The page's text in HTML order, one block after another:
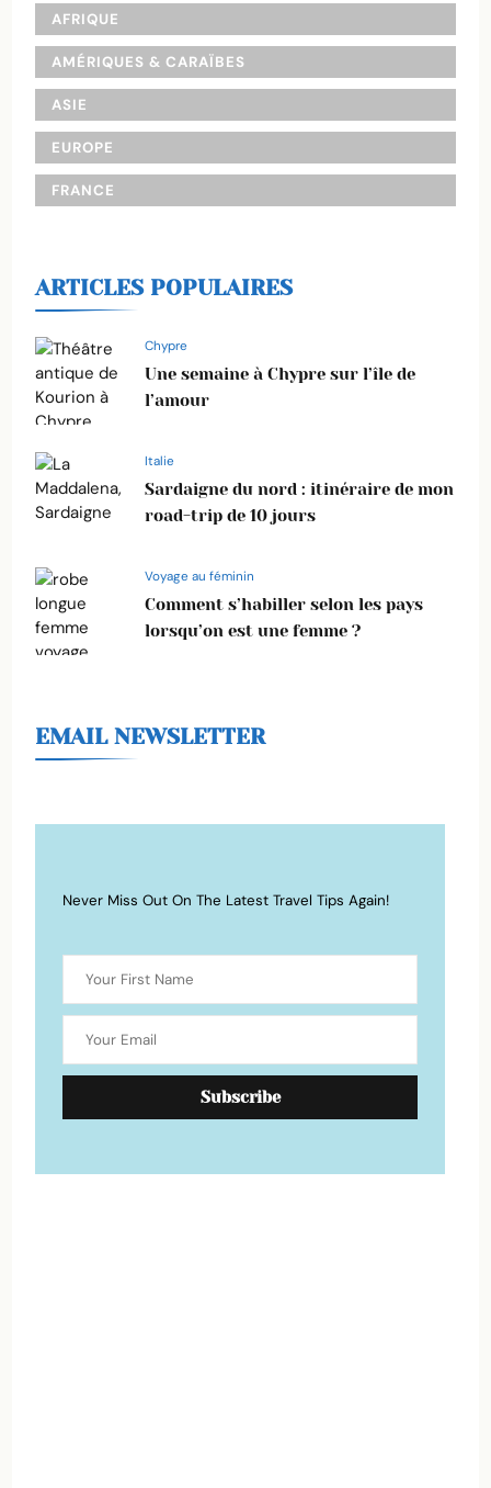
AFRIQUE
AMÉRIQUES & CARAÏBES
ASIE
EUROPE
FRANCE
ARTICLES POPULAIRES
Chypre
Une semaine à Chypre sur l’île de
l’amour
Italie
Sardaigne du nord : itinéraire de mon
road-trip de 10 jours
Voyage au féminin
Comment s’habiller selon les pays
lorsqu’on est une femme ?
EMAIL NEWSLETTER
Never Miss Out On The Latest Travel Tips Again!